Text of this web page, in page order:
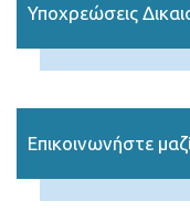
Υποχρεώσεις
Επικοινωνήστε